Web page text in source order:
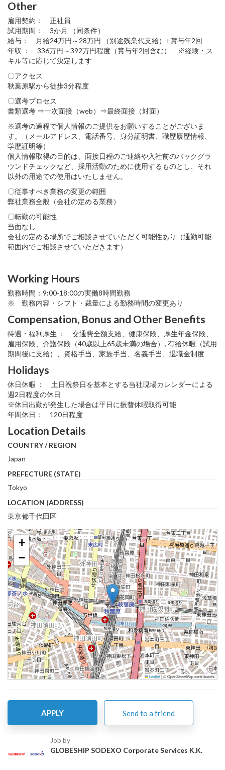
Other
雇用契約： 正社員
試用期間： 3か月 （同条件）
給与： 月給24万円～28万円 （別途残業代支給）+賞与年2回
年収 ： 336万円～392万円程度（賞与年2回含む） ※経験・ス
キル等に応じて決定します
〇アクセス
秋葉原駅から徒歩3分程度
〇選考プロセス
書類選考 ⇒一次面接（web）⇒最終面接（対面）
※選考の過程で個人情報のご提供をお願いすることがございま
す。（メールアドレス、電話番号、身分証明書、職歴履歴情報、
学歴証明等）
個人情報取得の目的は、面接日程のご連絡や入社前のバックグラ
ウンドチェックなど、採用活動のために使用するものとし、それ
以外の用途での使用はいたしません。
〇従事すべき業務の変更の範囲
弊社業務全般（会社の定める業務）
〇転勤の可能性
当面なし
会社の定める場所でご相談させていただく可能性あり（通勤可能
範囲内でご相談させていただきます）
Working Hours
勤務時間：9:00-18:00の実働8時間勤務
※ 勤務内容・シフト・裁量による勤務時間の変更あり
Compensation, Bonus and Other Benefits
待遇・福利厚生 ： 交通費全額支給、健康保険、厚生年金保険、
雇用保険、介護保険（40歳以上65歳未満の場合）､有給休暇（試用
期間後に支給）、資格手当、家族手当、名義手当、退職金制度
Holidays
休日休暇 ： 土日祝祭日を基本とする当社現場カレンダーによる
週2日程度の休日
※休日出勤が発生した場合は平日に振替休暇取得可能
年間休日： 120日程度
Location Details
COUNTRY / REGION
Japan
PREFECTURE (STATE)
Tokyo
LOCATION (ADDRESS)
東京都千代田区
+
−
Leaflet|© OpenStreetMap contributors
APPLY Send to a friend
Job by
GLOBESHIP SODEXO Corporate Services K.K.